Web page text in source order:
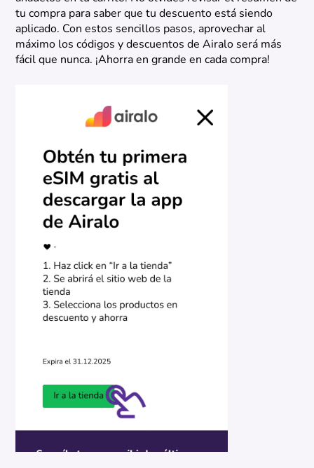
tu compra para saber que tu descuento está siendo
aplicado. Con estos sencillos pasos, aprovechar al
máximo los códigos y descuentos de Airalo será más
fácil que nunca. ¡Ahorra en grande en cada compra!